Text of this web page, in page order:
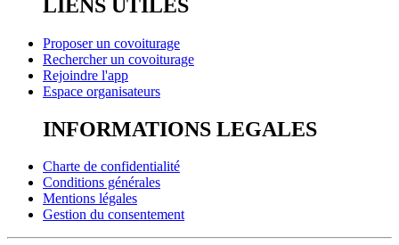
LIENS UTILES
Proposer un covoiturage
Rechercher un covoiturage
Rejoindre l'app
Espace organisateurs
INFORMATIONS LEGALES
Charte de confidentialité
Conditions générales
Mentions légales
Gestion du consentement